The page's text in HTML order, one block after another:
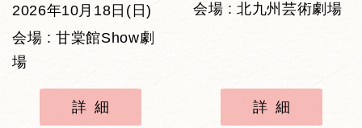
2026年10月18日(日)
会場 : 甘棠館Show劇
場
詳細
会場 : 北九州芸術劇場
詳細